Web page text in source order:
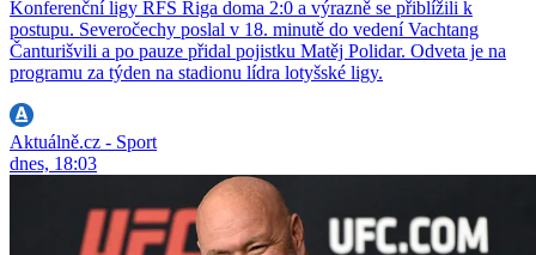
Konferenční ligy RFS Riga doma 2:0 a výrazně se přiblížili k
postupu. Severočechy poslal v 18. minutě do vedení Vachtang
Čanturišvili a po pauze přidal pojistku Matěj Polidar. Odveta je na
programu za týden na stadionu lídra lotyšské ligy.
Aktuálně.cz - Sport
dnes, 18:03